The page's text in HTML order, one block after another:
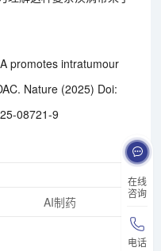
在线
咨询
电话
promotes intratumour
Nature (2025) Doi:
08721-9
AI制药